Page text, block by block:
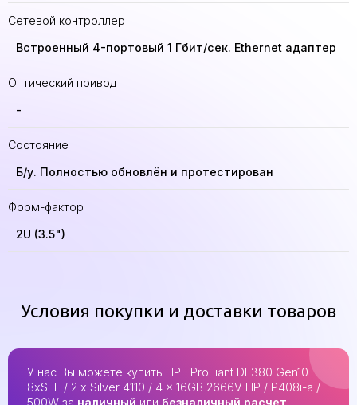
Сетевой контроллер
Встроенный 4-портовый 1 Гбит/сек. Ethernet адаптер
Оптический привод
-
Состояние
Б/у. Полностью обновлён и протестирован
Форм-фактор
2U (3.5")
Условия покупки и доставки товаров
У нас Вы можете купить HPE ProLiant DL380 Gen10
8xSFF / 2 x Silver 4110 / 4 x 16GB 2666V HP / P408i-a /